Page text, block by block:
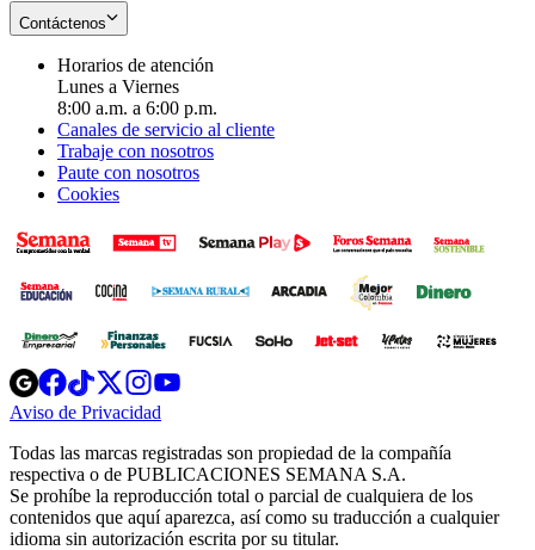
Contáctenos
Horarios de atención
Lunes a Viernes
8:00 a.m. a 6:00 p.m.
Canales de servicio al cliente
Trabaje con nosotros
Paute con nosotros
Cookies
Opens
in
new
Opens
in
new
Opens
in
new
window
Opens
new
windowwindow
Aviso de Privacidad
new
window
Todas las marcas registradas son propiedad de la compañía
respectiva o de PUBLICACIONES SEMANA S.A.
Se prohíbe la reproducción total o parcial de cualquiera de los
contenidos que aquí aparezca, así como su traducción a cualquier
idioma sin autorización escrita por su titular.